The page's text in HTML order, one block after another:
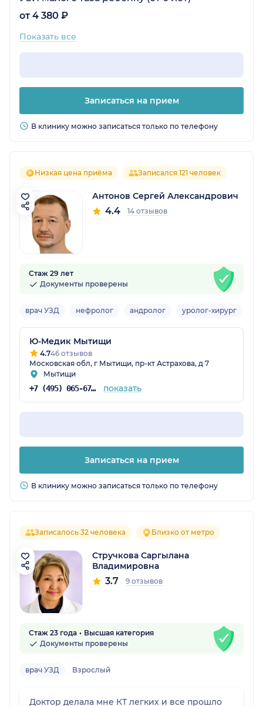
от 4 380 ₽
Показать все
Записаться на прием
В клинику можно записаться только по телефону
Низкая цена приёма Записался 121 человек
Антонов Сергей Александрович
4.4 14 отзывов
Стаж 29 лет
Документы проверены
врач УЗД нефролог андролог уролог-хирург
Ю-Медик Мытищи
4.746 отзывов
Московская обл, г Мытищи, пр-кт Астрахова, д 7
Мытищи
+7 (495) 065-67-12 показать
Записаться на прием
В клинику можно записаться только по телефону
Записалось 32 человека Близко от метро
Стручкова Саргылана
Владимировна
3.7 9 отзывов
Стаж 23 года
Высшая категория
Документы проверены
врач УЗД Взрослый
Доктор делала мне КТ легких и все прошло